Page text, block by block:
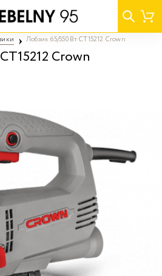
Лобзик 65/550Вт CT15212 Crown
Crown